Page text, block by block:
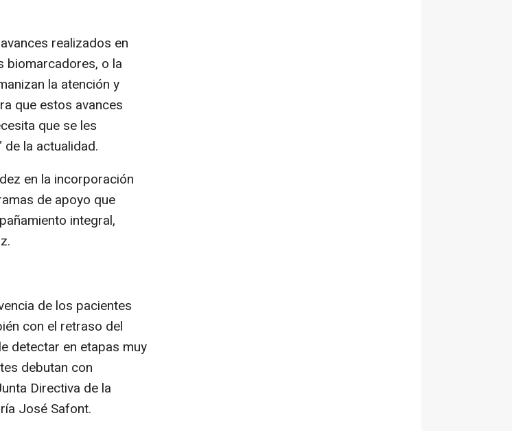
realizados en
biomarcadores, o la
la atención y
que estos avances
que se les
la actualidad.
en la incorporación
de apoyo que
integral,
de los pacientes
con el retraso del
detectar en etapas muy
debutan con
Directiva de la
José Safont.